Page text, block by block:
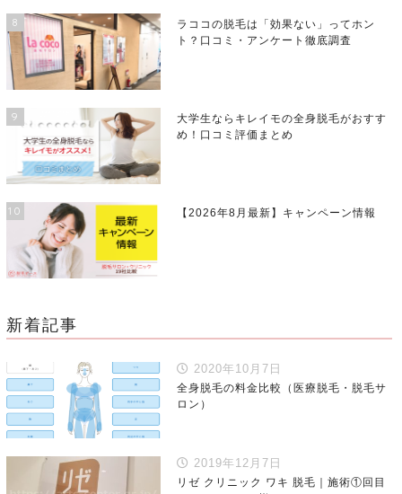
8
ラココの脱毛は「効果ない」ってホン
ト？口コミ・アンケート徹底調査
9
大学生ならキレイモの全身脱毛がおすす
め！口コミ評価まとめ
10 【2026年8月最新】キャンペーン情報
新着記事
2020年10月7日
全身脱毛の料金比較（医療脱毛・脱毛サ
ロン）
2019年12月7日
リゼ クリニック ワキ 脱毛｜施術①回目